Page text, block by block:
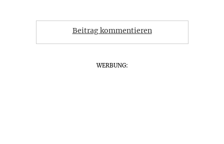
Beitrag kommentieren
WERBUNG: